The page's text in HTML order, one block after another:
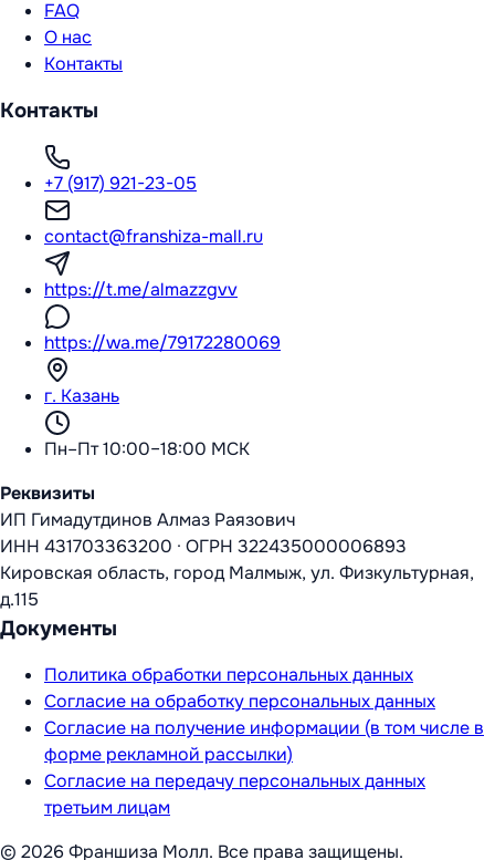
FAQ
О нас
Контакты
Контакты
+7 (917) 921-23-05
contact@franshiza-mall.ru
https://t.me/almazzgvv
https://wa.me/79172280069
г. Казань
Пн–Пт 10:00–18:00 МСК
Реквизиты
ИП Гимадутдинов Алмаз Раязович
ИНН 431703363200 · ОГРН 322435000006893
Кировская область, город Малмыж, ул. Физкультурная,
д.115
Документы
Политика обработки персональных данных
Согласие на обработку персональных данных
Согласие на получение информации (в том числе в
форме рекламной рассылки)
Согласие на передачу персональных данных
третьим лицам
© 2026 Франшиза Молл. Все права защищены.